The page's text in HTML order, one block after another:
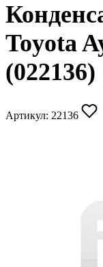
Toyota
(022136)
Артикул: 22136